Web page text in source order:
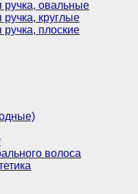
ручка, овальные
круглые
плоские
волоса